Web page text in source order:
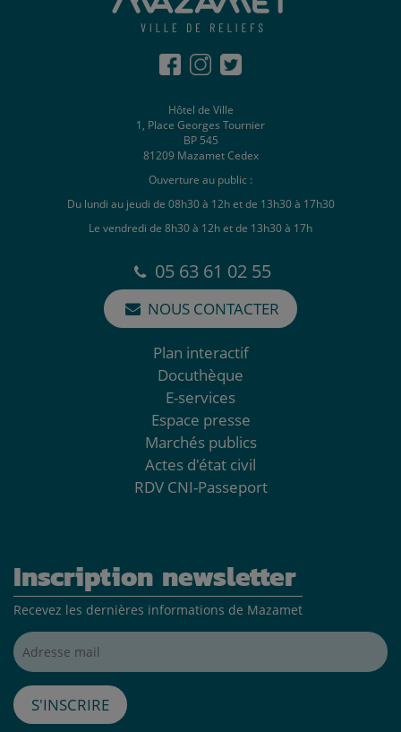
Hôtel de Ville
1, Place Georges Tournier
BP 545
81209 Mazamet Cedex
Ouverture au public :
Du lundi au jeudi de 08h30 à 12h et de 13h30 à 17h30
Le vendredi de 8h30 à 12h et de 13h30 à 17h
05 63 61 02 55
NOUS CONTACTER
Plan interactif
Docuthèque
E-services
Espace presse
Marchés publics
Actes d'état civil
RDV CNI-Passeport
Inscription newsletter
Recevez les dernières informations de Mazamet
Adresse mail*
S'inscrire